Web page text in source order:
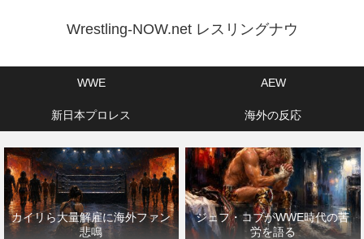
Wrestling-NOW.net レスリングナウ
WWE AEW
新日本プロレス 海外の反応
カイリら大量解雇に海外ファン
悲鳴
ジェフ・コブがWWE時代の苦
労を語る